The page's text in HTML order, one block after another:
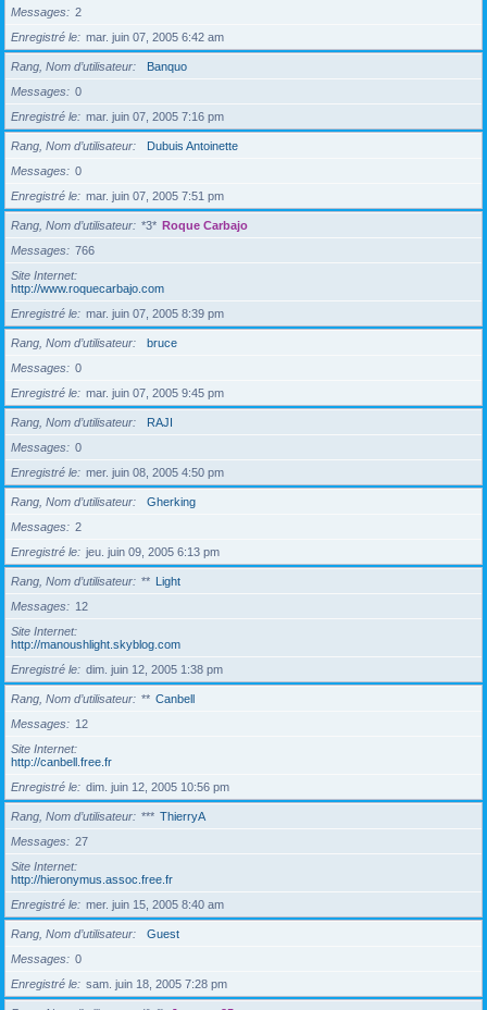
Messages
2
Enregistré le
mar. juin 07, 2005 6:42 am
Rang, Nom d’utilisateur
Banquo
Messages
0
Enregistré le
mar. juin 07, 2005 7:16 pm
Rang, Nom d’utilisateur
Dubuis Antoinette
Messages
0
Enregistré le
mar. juin 07, 2005 7:51 pm
Rang, Nom d’utilisateur *3* Roque Carbajo
Messages
766
Site Internet
http://www.roquecarbajo.com
Enregistré le
mar. juin 07, 2005 8:39 pm
Rang, Nom d’utilisateur
bruce
Messages
0
Enregistré le
mar. juin 07, 2005 9:45 pm
Rang, Nom d’utilisateur
RAJI
Messages
0
Enregistré le
mer. juin 08, 2005 4:50 pm
Rang, Nom d’utilisateur
Gherking
Messages
2
Enregistré le
jeu. juin 09, 2005 6:13 pm
Rang, Nom d’utilisateur ** Light
Messages
12
Site Internet
http://manoushlight.skyblog.com
Enregistré le
dim. juin 12, 2005 1:38 pm
Rang, Nom d’utilisateur ** Canbell
Messages
12
Site Internet
http://canbell.free.fr
Enregistré le
dim. juin 12, 2005 10:56 pm
Rang, Nom d’utilisateur *** ThierryA
Messages
27
Site Internet
http://hieronymus.assoc.free.fr
Enregistré le
mer. juin 15, 2005 8:40 am
Rang, Nom d’utilisateur
Guest
Messages
0
Enregistré le
sam. juin 18, 2005 7:28 pm